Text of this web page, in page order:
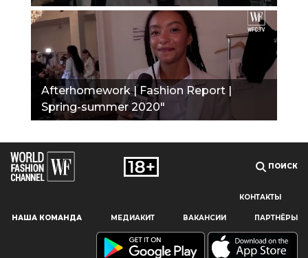
Наш сайт использует файлы cookie и похожие технологии,
пользователям, предоставляя персонализированную
информацию, запоминая предпочтения в области
Afterhomework | Fashion Report |
Spring-summer 2020"
ПОИСК
КОНТАКТЫ
НАША КОМАНДА МЕДИАКИТ ВАКАНСИИ ПАРТНЁРЫ